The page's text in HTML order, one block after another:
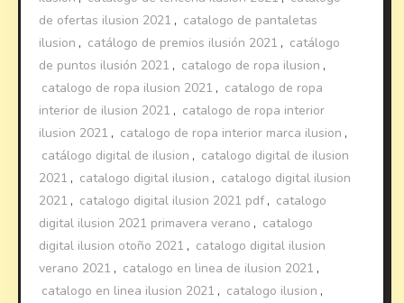
de ofertas ilusion 2021 , catalogo de pantaletas
ilusion , catálogo de premios ilusión 2021 , catálogo
de puntos ilusión 2021 , catalogo de ropa ilusion ,
catalogo de ropa ilusion 2021 , catalogo de ropa
interior de ilusion 2021 , catalogo de ropa interior
ilusion 2021 , catalogo de ropa interior marca ilusion ,
catálogo digital de ilusion , catalogo digital de ilusion
2021 , catalogo digital ilusion , catalogo digital ilusion
2021 , catalogo digital ilusion 2021 pdf , catalogo
digital ilusion 2021 primavera verano , catalogo
digital ilusion otoño 2021 , catalogo digital ilusion
verano 2021 , catalogo en linea de ilusion 2021 ,
catalogo en linea ilusion 2021 , catalogo ilusion ,